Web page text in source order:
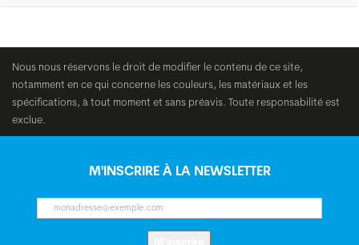
Nous nous réservons le droit de modifier le contenu de ce site,
notamment en ce qui concerne les couleurs, les matériaux et les
spécifications, à tout moment et sans préavis. Toute responsabilité est
exclue.
M'INSCRIRE À LA NEWSLETTER